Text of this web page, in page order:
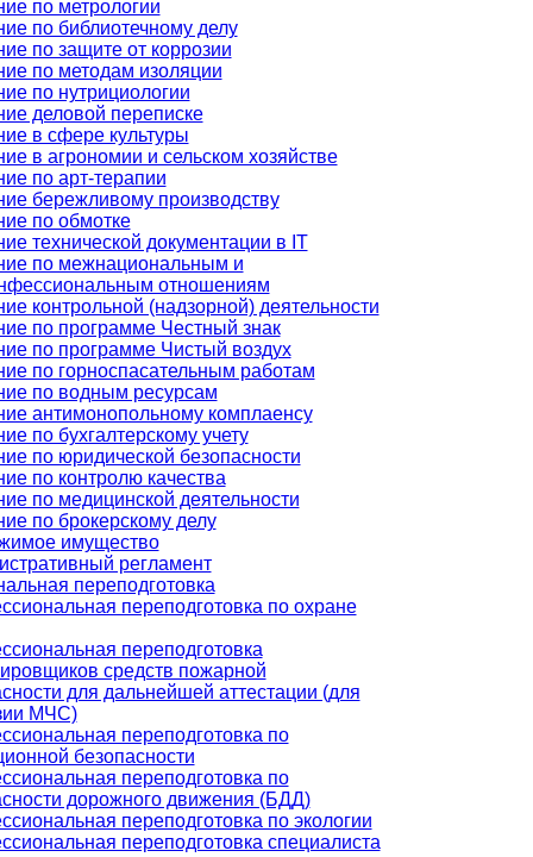
по метрологии
по библиотечному делу
по защите от коррозии
по методам изоляции
по нутрициологии
деловой переписке
в сфере культуры
в агрономии и сельском хозяйстве
по арт-терапии
бережливому производству
по обмотке
технической документации в IT
по межнациональным и
отношениям
контрольной (надзорной) деятельности
по программе Честный знак
по программе Чистый воздух
по горноспасательным работам
по водным ресурсам
антимонопольному комплаенсу
по бухгалтерскому учету
по юридической безопасности
по контролю качества
по медицинской деятельности
по брокерскому делу
имущество
регламент
переподготовка
переподготовка по охране
переподготовка
средств пожарной
для дальнейшей аттестации (для
МЧС)
переподготовка по
безопасности
переподготовка по
дорожного движения (БДД)
переподготовка по экологии
переподготовка специалиста